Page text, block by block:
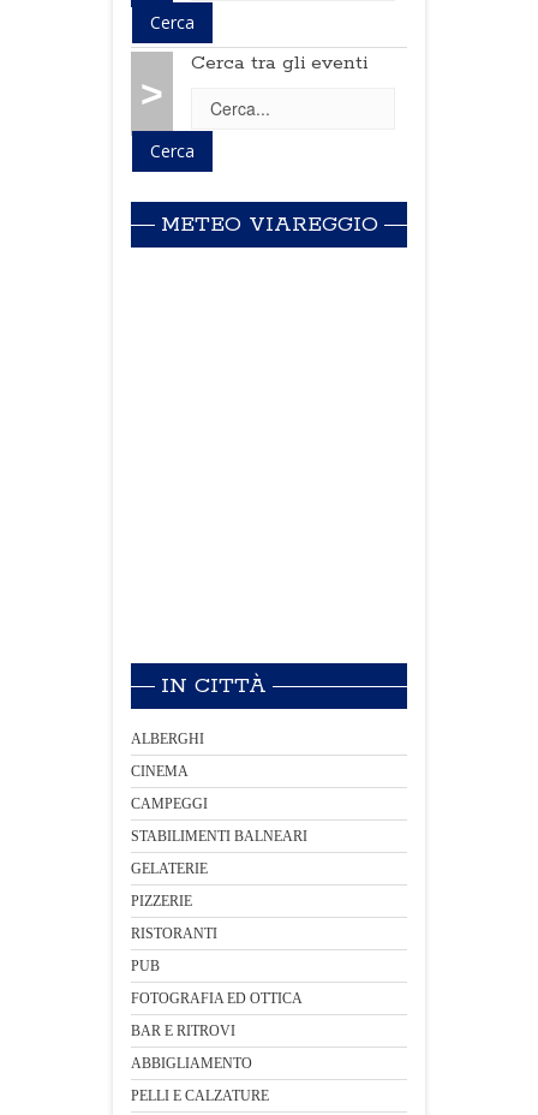
>
Cerca tra gli eventi
METEO VIAREGGIO
IN CITTÀ
ALBERGHI
CINEMA
CAMPEGGI
STABILIMENTI BALNEARI
GELATERIE
PIZZERIE
RISTORANTI
PUB
FOTOGRAFIA ED OTTICA
BAR E RITROVI
ABBIGLIAMENTO
PELLI E CALZATURE